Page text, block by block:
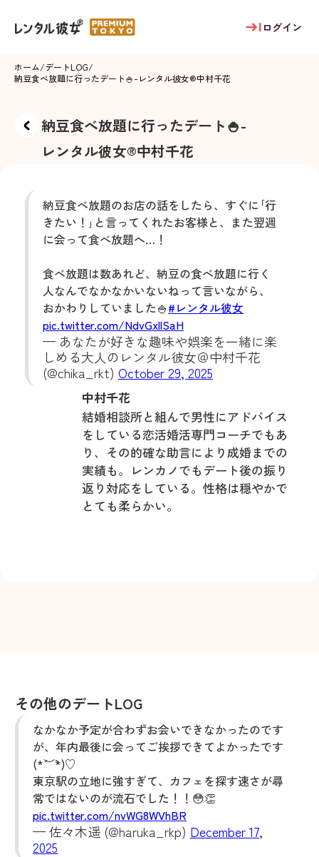
ログイン
ホーム/デートLOG/
納豆食べ放題に行ったデート🍚-レンタル彼女®中村千花
納豆食べ放題に行ったデート🍚-
レンタル彼女®中村千花
納豆食べ放題のお店の話をしたら、すぐに｢行
きたい！｣と言ってくれたお客様と、また翌週
に会って食べ放題へ…！
食べ放題は数あれど、納豆の食べ放題に行く
人なんでなかなかいないねって言いながら、
おかわりしていました🍚#レンタル彼女
pic.twitter.com/NdvGxllSaH
— あなたが好きな趣味や娯楽を一緒に楽
しめる大人のレンタル彼女＠中村千花
(@chika_rkt) October 29, 2025
中村千花
結婚相談所と組んで男性にアドバイス
をしている恋活婚活専門コーチでもあ
り、その的確な助言により成婚までの
実績も。レンカノでもデート後の振り
返り対応をしている。性格は穏やかで
とても柔らかい。
その他のデートLOG
なかなか予定が合わずお会いできなかったのです
が、年内最後に会ってご挨拶できてよかったです
(*´︶`*)♡
東京駅の立地に強すぎて、カフェを探す速さが尋
常ではないのが流石でした！！😳👏
pic.twitter.com/nvWG8WVhBR
— 佐々木遥 (@haruka_rkp) December 17,
2025